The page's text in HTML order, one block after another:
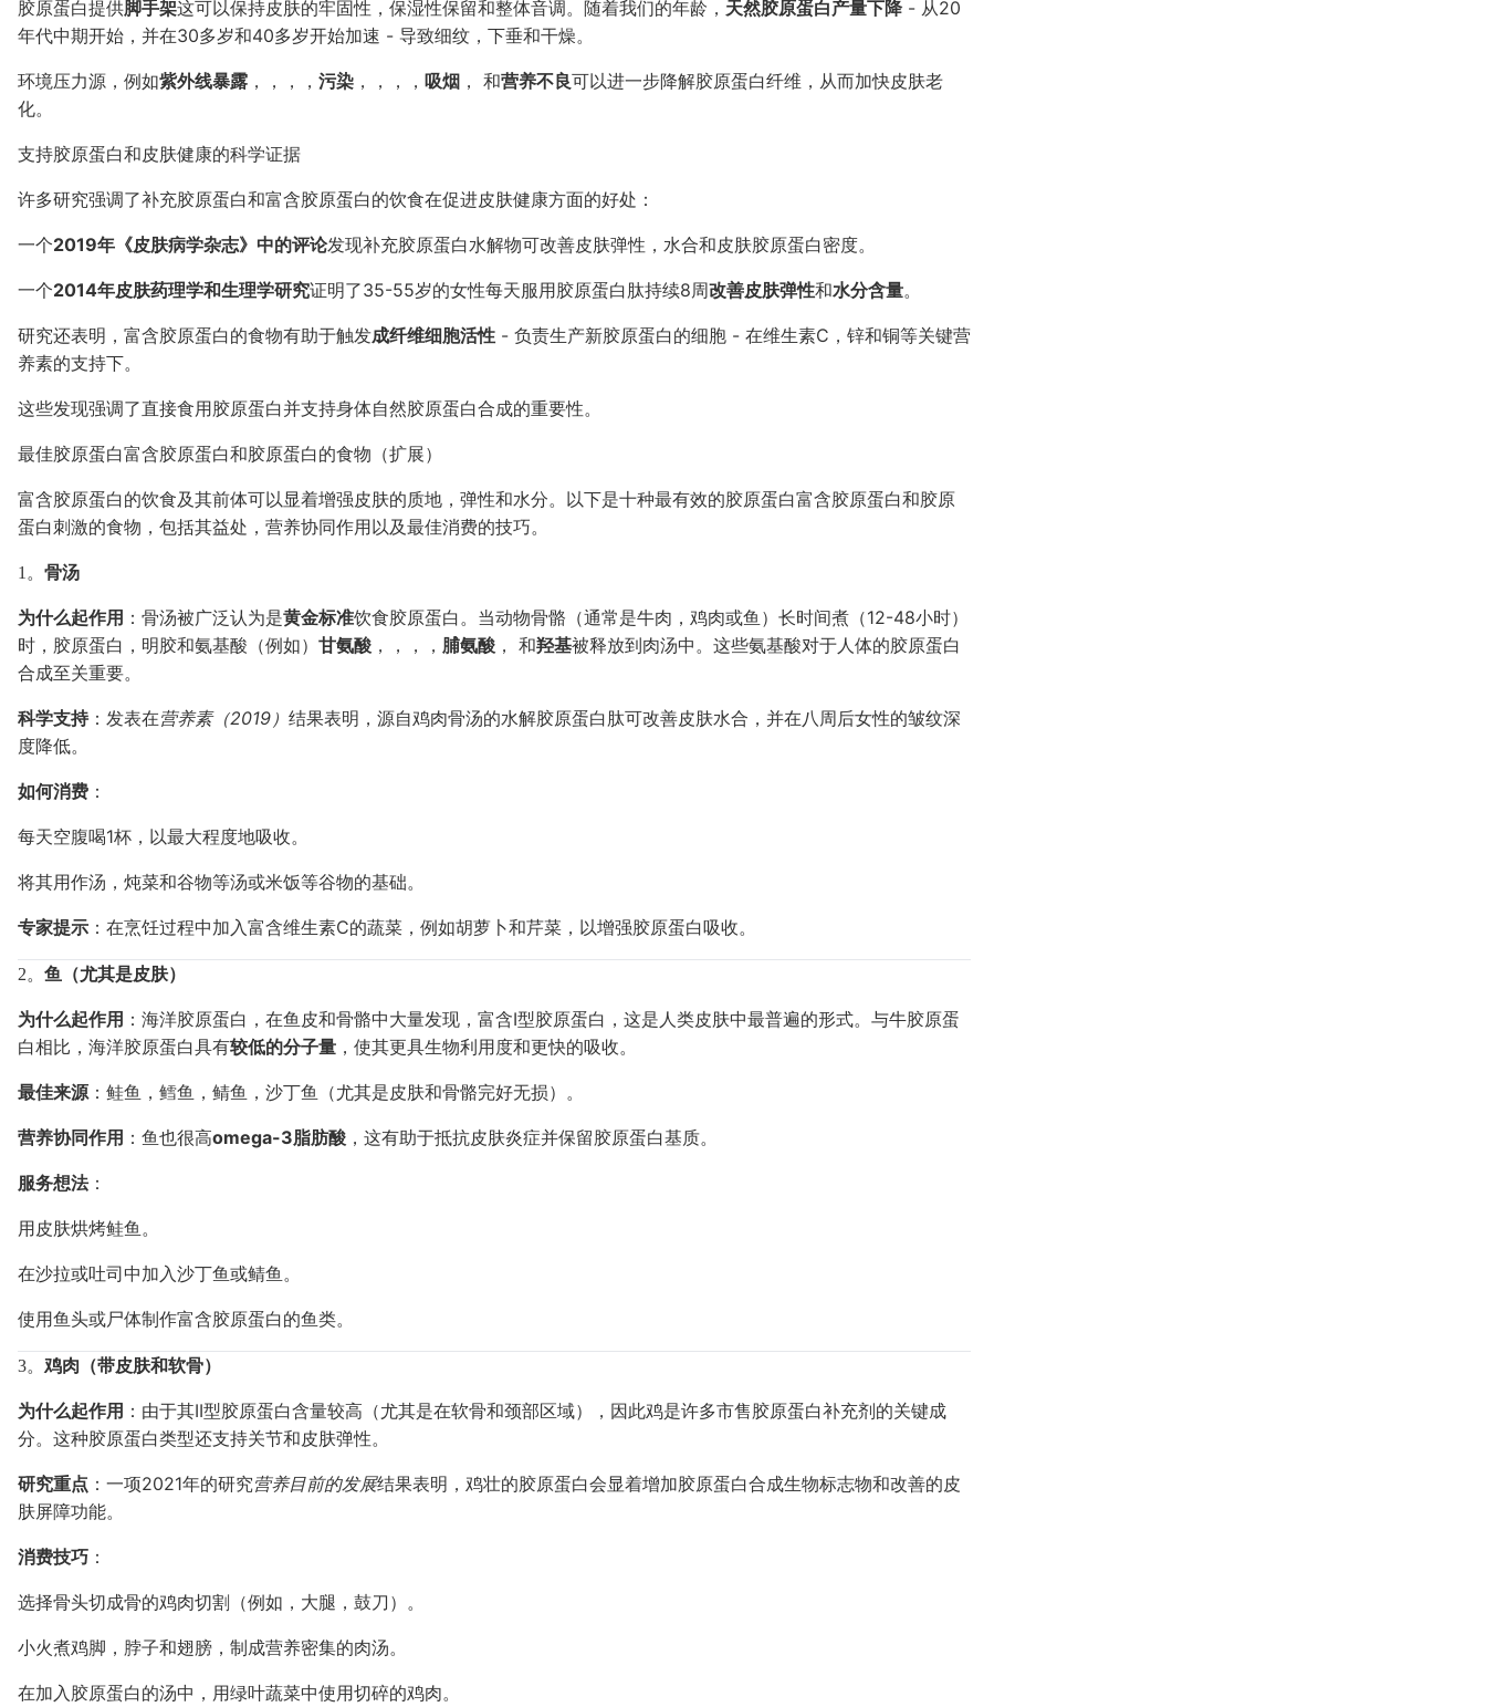
胶原蛋白提供脚手架这可以保持皮肤的牢固性，保湿性保留和整体音调。随着我们的年龄， 天然胶原蛋白产量下降 - 从20
年代中期开始，并在30多岁和40多岁开始加速 - 导致细纹，下垂和干燥。
环境压力源，例如紫外线暴露 ，，，， 污染 ，，，， 吸烟 ， 和营养不良可以进一步降解胶原蛋白纤维，从而加快皮肤老
化。
支持胶原蛋白和皮肤健康的科学证据
许多研究强调了补充胶原蛋白和富含胶原蛋白的饮食在促进皮肤健康方面的好处：
一个2019年《皮肤病学杂志》中的评论发现补充胶原蛋白水解物可改善皮肤弹性，水合和皮肤胶原蛋白密度。
一个2014年皮肤药理学和生理学研究证明了35-55岁的女性每天服用胶原蛋白肽持续8周改善皮肤弹性和水分含量。
研究还表明，富含胶原蛋白的食物有助于触发成纤维细胞活性 - 负责生产新胶原蛋白的细胞 - 在维生素C，锌和铜等关键营
养素的支持下。
这些发现强调了直接食用胶原蛋白并支持身体自然胶原蛋白合成的重要性。
最佳胶原蛋白富含胶原蛋白和胶原蛋白的食物（扩展）
富含胶原蛋白的饮食及其前体可以显着增强皮肤的质地，弹性和水分。以下是十种最有效的胶原蛋白富含胶原蛋白和胶原
蛋白刺激的食物，包括其益处，营养协同作用以及最佳消费的技巧。
1。 骨汤
为什么起作用 ：骨汤被广泛认为是黄金标准饮食胶原蛋白。当动物骨骼（通常是牛肉，鸡肉或鱼）长时间煮（12-48小时）
时，胶原蛋白，明胶和氨基酸（例如） 甘氨酸 ，，，， 脯氨酸 ， 和羟基被释放到肉汤中。这些氨基酸对于人体的胶原蛋白
合成至关重要。
科学支持：发表在营养素（2019） 结果表明，源自鸡肉骨汤的水解胶原蛋白肽可改善皮肤水合，并在八周后女性的皱纹深
度降低。
如何消费 ：
每天空腹喝1杯，以最大程度地吸收。
将其用作汤，炖菜和谷物等汤或米饭等谷物的基础。
专家提示 ：在烹饪过程中加入富含维生素C的蔬菜，例如胡萝卜和芹菜，以增强胶原蛋白吸收。
2。 鱼（尤其是皮肤）
为什么起作用 ：海洋胶原蛋白，在鱼皮和骨骼中大量发现，富含I型胶原蛋白，这是人类皮肤中最普遍的形式。与牛胶原蛋
白相比，海洋胶原蛋白具有较低的分子量 ，使其更具生物利用度和更快的吸收。
最佳来源：鲑鱼，鳕鱼，鲭鱼，沙丁鱼（尤其是皮肤和骨骼完好无损）。
营养协同作用 ：鱼也很高omega-3脂肪酸 ，这有助于抵抗皮肤炎症并保留胶原蛋白基质。
服务想法：
用皮肤烘烤鲑鱼。
在沙拉或吐司中加入沙丁鱼或鲭鱼。
使用鱼头或尸体制作富含胶原蛋白的鱼类。
3。 鸡肉（带皮肤和软骨）
为什么起作用 ：由于其II型胶原蛋白含量较高（尤其是在软骨和颈部区域），因此鸡是许多市售胶原蛋白补充剂的关键成
分。这种胶原蛋白类型还支持关节和皮肤弹性。
研究重点 ：一项2021年的研究营养目前的发展结果表明，鸡壮的胶原蛋白会显着增加胶原蛋白合成生物标志物和改善的皮
肤屏障功能。
消费技巧 ：
选择骨头切成骨的鸡肉切割（例如，大腿，鼓刀）。
小火煮鸡脚，脖子和翅膀，制成营养密集的肉汤。
在加入胶原蛋白的汤中，用绿叶蔬菜中使用切碎的鸡肉。